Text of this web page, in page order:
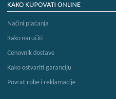
KAKO KUPOVATI ONLINE
Načini plaćanja
Kako naručiti
Cenovnik dostave
Kako ostvariti garanciju
Povrat robe i reklamacije